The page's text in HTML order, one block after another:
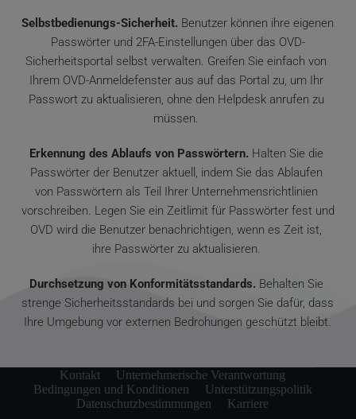
Selbstbedienungs-Sicherheit. Benutzer können ihre eigenen
Passwörter und 2FA-Einstellungen über das OVD-
Sicherheitsportal selbst verwalten. Greifen Sie einfach von
Ihrem OVD-Anmeldefenster aus auf das Portal zu, um Ihr
Passwort zu aktualisieren, ohne den Helpdesk anrufen zu
müssen.
Erkennung des Ablaufs von Passwörtern. Halten Sie die
Passwörter der Benutzer aktuell, indem Sie das Ablaufen
von Passwörtern als Teil Ihrer Unternehmensrichtlinien
vorschreiben. Legen Sie ein Zeitlimit für Passwörter fest und
OVD wird die Benutzer benachrichtigen, wenn es Zeit ist,
ihre Passwörter zu aktualisieren.
Durchsetzung von Konformitätsstandards. Behalten Sie
strenge Sicherheitsstandards bei und sorgen Sie dafür, dass
Ihre Umgebung vor externen Bedrohungen geschützt bleibt.
Kontakt
Unternehmerische Verantwortung
Bedingungen und Konditionen
Unterstützungspolitik
Datenschutzbestimmungen
Karriere